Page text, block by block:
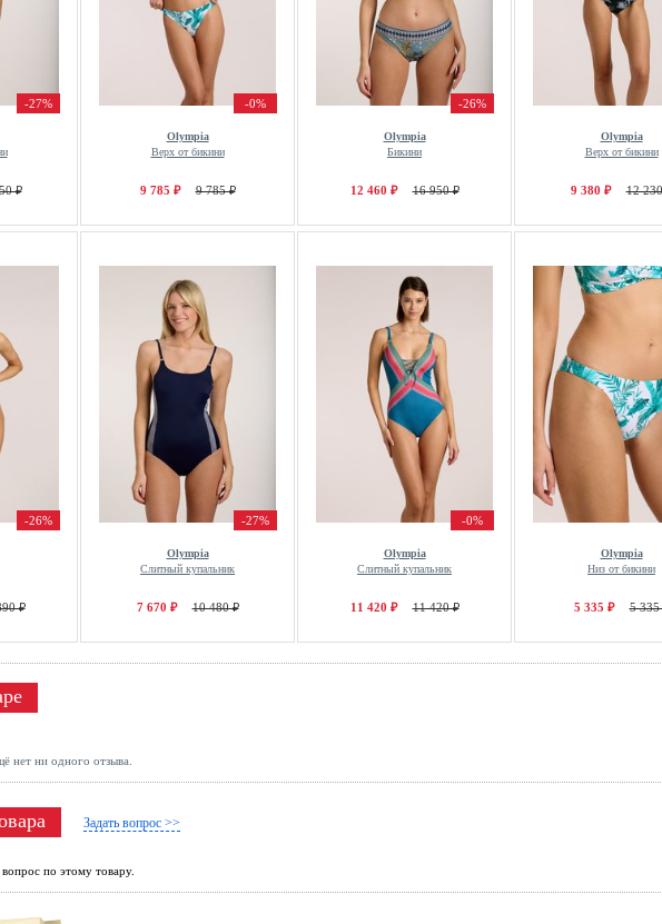
-27%
₽
-0%
Olympia
Верх от бикини
9 785 ₽ 9 785 ₽
-26%
Olympia
Бикини
12 460 ₽ 16 950 ₽
Olympia
Верх от бикини
9 380 ₽ 12
-26%
₽
-27%
Olympia
Слитный купальник
7 670 ₽ 10 480 ₽
-0%
Olympia
Слитный купальник
11 420 ₽ 11 420 ₽
Olympia
Низ от бикини
5 335 ₽ 5 335
нет ни одного отзыва.
Задать вопрос >>
по этому товару.